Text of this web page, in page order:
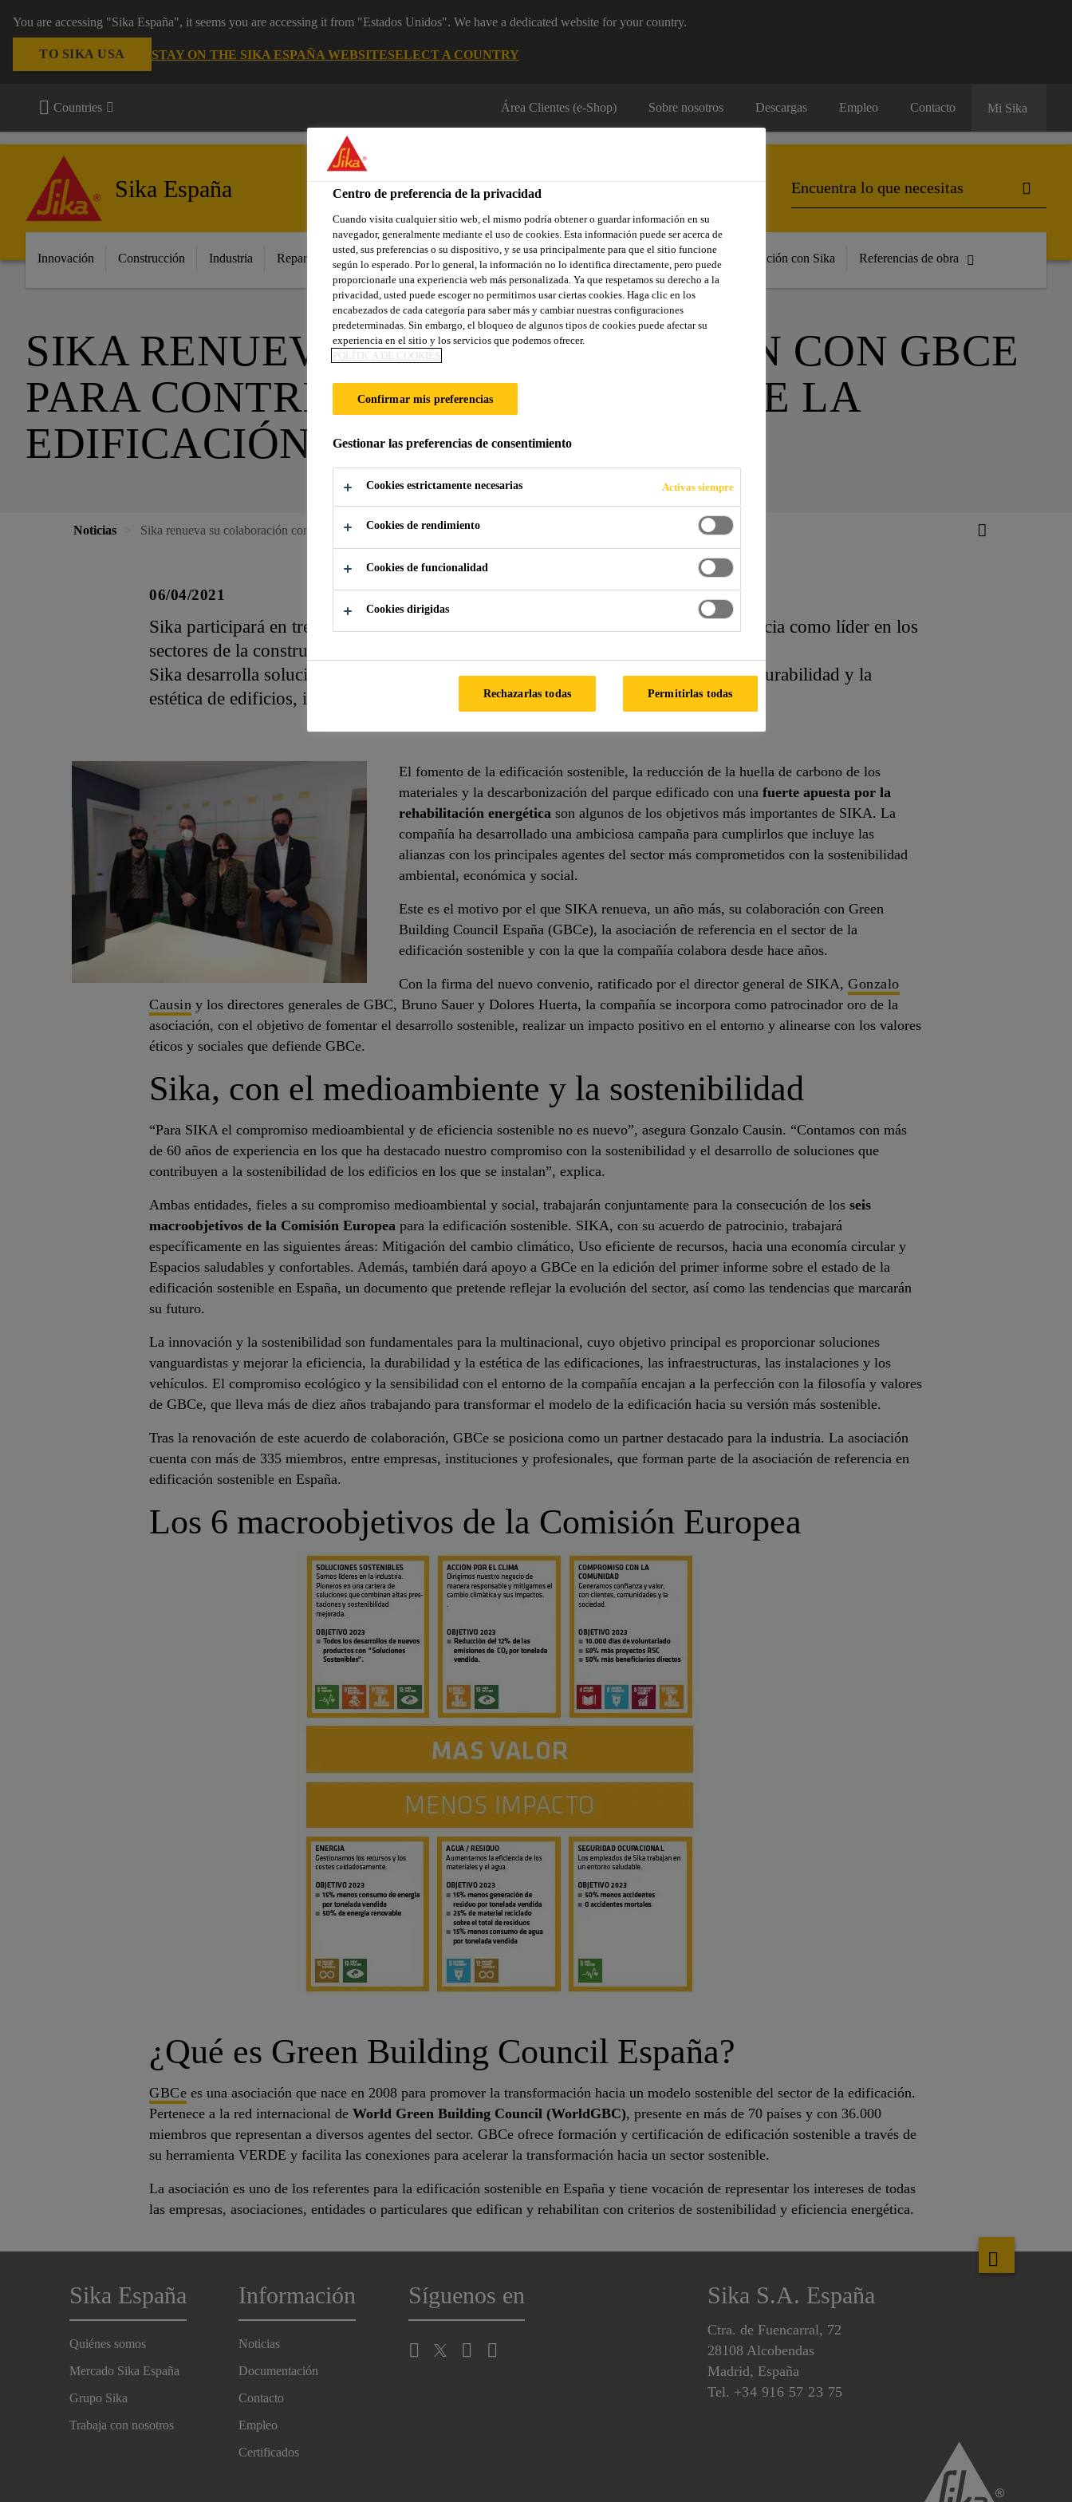
You are accessing "Sika España", it seems you are accessing it from "Estados Unidos". We have a dedicated website for your country.
TO SIKA USA STAY ON THE SIKA ESPAÑA WEBSITESELECT A COUNTRY
Countries Área Clientes (e-Shop) Sobre nosotros Descargas Empleo Contacto Mi Sika
Sika España
Innovación Construcción Industria Repara tu casa Localiza tu tienda Noticias Prescripción Formación con Sika Referencias de obra
SIKA RENUEVA SU COLABORACIÓN CON GBCE
PARA CONTRIBUIR AL FOMENTO DE LA
EDIFICACIÓN SOSTENIBLE
Noticias Sika renueva su colaboración con GBCe
06/04/2021
Sika participará en tres mesas de trabajo para aportar sus conocimientos y experiencia como líder en los
sectores de la construcción e industria.
Sika desarrolla soluciones sostenibles e innovadoras para mejorar la eficiencia, la durabilidad y la
estética de edificios, infraestructuras y vehículos
El fomento de la edificación sostenible, la reducción de la huella de carbono de los
materiales y la descarbonización del parque edificado con una fuerte apuesta por la
rehabilitación energética son algunos de los objetivos más importantes de SIKA. La
compañía ha desarrollado una ambiciosa campaña para cumplirlos que incluye las
alianzas con los principales agentes del sector más comprometidos con la sostenibilidad
ambiental, económica y social.
Este es el motivo por el que SIKA renueva, un año más, su colaboración con Green
Building Council España (GBCe), la asociación de referencia en el sector de la
edificación sostenible y con la que la compañía colabora desde hace años.
Con la firma del nuevo convenio, ratificado por el director general de SIKA, Gonzalo
Causin y los directores generales de GBC, Bruno Sauer y Dolores Huerta, la compañía se incorpora como patrocinador oro de la
asociación, con el objetivo de fomentar el desarrollo sostenible, realizar un impacto positivo en el entorno y alinearse con los valores
éticos y sociales que defiende GBCe.
Sika, con el medioambiente y la sostenibilidad
“Para SIKA el compromiso medioambiental y de eficiencia sostenible no es nuevo”, asegura Gonzalo Causin. “Contamos con más
de 60 años de experiencia en los que ha destacado nuestro compromiso con la sostenibilidad y el desarrollo de soluciones que
contribuyen a la sostenibilidad de los edificios en los que se instalan”, explica.
Ambas entidades, fieles a su compromiso medioambiental y social, trabajarán conjuntamente para la consecución de los seis
macroobjetivos de la Comisión Europea para la edificación sostenible. SIKA, con su acuerdo de patrocinio, trabajará
específicamente en las siguientes áreas: Mitigación del cambio climático, Uso eficiente de recursos, hacia una economía circular y
Espacios saludables y confortables. Además, también dará apoyo a GBCe en la edición del primer informe sobre el estado de la
edificación sostenible en España, un documento que pretende reflejar la evolución del sector, así como las tendencias que marcarán
su futuro.
La innovación y la sostenibilidad son fundamentales para la multinacional, cuyo objetivo principal es proporcionar soluciones
vanguardistas y mejorar la eficiencia, la durabilidad y la estética de las edificaciones, las infraestructuras, las instalaciones y los
vehículos. El compromiso ecológico y la sensibilidad con el entorno de la compañía encajan a la perfección con la filosofía y valores
de GBCe, que lleva más de diez años trabajando para transformar el modelo de la edificación hacia su versión más sostenible.
Tras la renovación de este acuerdo de colaboración, GBCe se posiciona como un partner destacado para la industria. La asociación
cuenta con más de 335 miembros, entre empresas, instituciones y profesionales, que forman parte de la asociación de referencia en
edificación sostenible en España.
Los 6 macroobjetivos de la Comisión Europea
¿Qué es Green Building Council España?
GBCe es una asociación que nace en 2008 para promover la transformación hacia un modelo sostenible del sector de la edificación.
Pertenece a la red internacional de World Green Building Council (WorldGBC), presente en más de 70 países y con 36.000
miembros que representan a diversos agentes del sector. GBCe ofrece formación y certificación de edificación sostenible a través de
su herramienta VERDE y facilita las conexiones para acelerar la transformación hacia un sector sostenible.
La asociación es uno de los referentes para la edificación sostenible en España y tiene vocación de representar los intereses de todas
las empresas, asociaciones, entidades o particulares que edifican y rehabilitan con criterios de sostenibilidad y eficiencia energética.
Sika España
Quiénes somos
Mercado Sika España
Grupo Sika
Trabaja con nosotros
Información
Noticias
Documentación
Contacto
Empleo
Certificados
Síguenos en Sika S.A. España
Ctra. de Fuencarral, 72
28108 Alcobendas
Madrid, España
Tel. +34 916 57 23 75
Centro de preferencia de la privacidad
Cuando visita cualquier sitio web, el mismo podría obtener o guardar información en su
navegador, generalmente mediante el uso de cookies. Esta información puede ser acerca de
usted, sus preferencias o su dispositivo, y se usa principalmente para que el sitio funcione
según lo esperado. Por lo general, la información no lo identifica directamente, pero puede
proporcionarle una experiencia web más personalizada. Ya que respetamos su derecho a la
privacidad, usted puede escoger no permitirnos usar ciertas cookies. Haga clic en los
encabezados de cada categoría para saber más y cambiar nuestras configuraciones
predeterminadas. Sin embargo, el bloqueo de algunos tipos de cookies puede afectar su
experiencia en el sitio y los servicios que podemos ofrecer.
POLÍTICA DE COOKIES
Confirmar mis preferencias
Gestionar las preferencias de consentimiento
Cookies estrictamente necesarias Activas siempre
Cookies de rendimiento
Cookies de funcionalidad
Cookies dirigidas
Rechazarlas todas Permitirlas todas